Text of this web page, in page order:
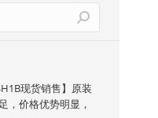
现货销售】原装
，价格优势明显，